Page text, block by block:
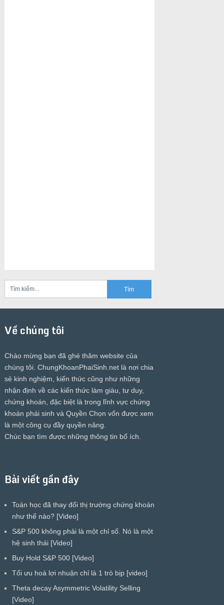
Về chúng tôi
Chào mừng bạn đã ghé thăm website của
chúng tôi. ChungKhoanPhaiSinh.netlà nơi chia
sẻ kinh nghiệm, kiến thức cũng như những
nhận định về các kiến thức làm giàu, tư duy,
chứng khoán, đặc biệt là trong lĩnh vực chứng
khoán phái sinh và Quyền Chọn vốn được xem
là một công cụ đầy quyền năng.
Chúc bạn tìm được những thông tin bổ ích.
Bài viết gần đây
Toán học đã thay đổi thị trường chứng khoán
như thế nào? [Video]
S&P 500 không phải là một chỉ số. Nó là một
hệ sinh thái [Video]
Buy Hold S&P 500 [Video]
Tối ưu hoá lợi nhuận chỉ là 1 trò bịp [video]
Theta decay Asymmetric Volatility Selling
[Video]